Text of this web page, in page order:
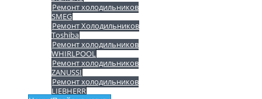
Ремонт холодильников
SMEG
Ремонт Холодильников
Toshiba
Ремонт холодильников
WHIRLPOOL
Ремонт холодильников
ZANUSSI
Ремонт холодильников
LIEBHERR